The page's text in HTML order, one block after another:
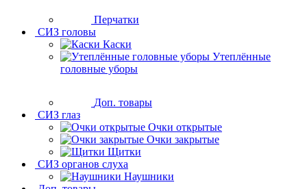
Перчатки
СИЗ головы
Каски
Утеплённые
головные уборы
Доп. товары
СИЗ глаз
Очки открытые
Очки закрытые
Щитки
СИЗ органов слуха
Наушники